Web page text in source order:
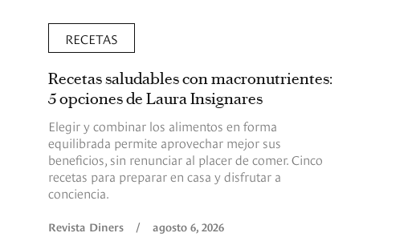
RECETAS
Recetas saludables con macronutrientes:
5 opciones de Laura Insignares
Elegir y combinar los alimentos en forma
equilibrada permite aprovechar mejor sus
beneficios, sin renunciar al placer de comer. Cinco
recetas para preparar en casa y disfrutar a
conciencia.
Revista Diners / agosto 6, 2026